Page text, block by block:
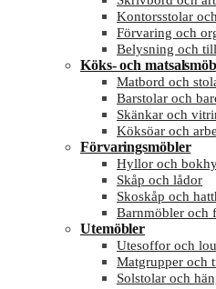
Kontorsstolar
Förvaring och
Belysning och
Köks- och
Matbord och
Barstolar och
Skänkar och
Köksöar och
Förvaringsmöbler
Hyllor och
Skåp och lådor
Skoskåp och
Barnmöbler och
Utemöbler
Utesoffor och
Matgrupper och
Solstolar och